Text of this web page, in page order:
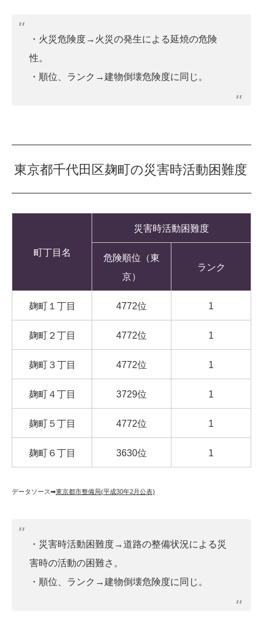
・火災危険度→火災の発生による延焼の危険
性。
・順位、ランク→建物倒壊危険度に同じ。
東京都千代田区麹町の災害時活動困難度
町丁目名
災害時活動困難度
危険順位（東
京）
ランク
麹町１丁目 4772位 1
麹町２丁目 4772位 1
麹町３丁目 4772位 1
麹町４丁目 3729位 1
麹町５丁目 4772位 1
麹町６丁目 3630位 1
データソース➡︎東京都市整備局(平成30年2月公表)
・災害時活動困難度→道路の整備状況による災
害時の活動の困難さ。
・順位、ランク→建物倒壊危険度に同じ。